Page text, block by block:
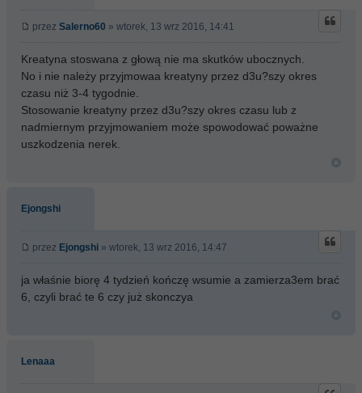
przez Salerno60 » wtorek, 13 wrz 2016, 14:41
Kreatyna stoswana z głową nie ma skutków ubocznych.
No i nie należy przyjmowaa kreatyny przez d3u?szy okres
czasu niż 3-4 tygodnie.
Stosowanie kreatyny przez d3u?szy okres czasu lub z
nadmiernym przyjmowaniem może spowodować poważne
uszkodzenia nerek.
Ejongshi
przez Ejongshi » wtorek, 13 wrz 2016, 14:47
ja właśnie biorę 4 tydzień kończę wsumie a zamierza3em brać
6, czyli brać te 6 czy już skonczya
Lenaaa